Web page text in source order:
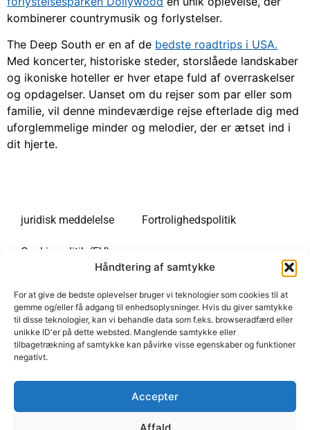
Håndtering af samtykke
For at give de bedste oplevelser bruger vi teknologier som cookies til at
gemme og/eller få adgang til enhedsoplysninger. Hvis du giver samtykke
til disse teknologier, kan vi behandle data som f.eks. browseradfærd eller
unikke ID'er på dette websted. Manglende samtykke eller
tilbagetrækning af samtykke kan påvirke visse egenskaber og funktioner
negativt.
Accepter
Affald
kombinerer countrymusik og forlystelser.
The Deep South er en af de bedste roadtrips i USA.
Med koncerter, historiske steder, storslåede landskaber
og ikoniske hoteller er hver etape fuld af overraskelser
og opdagelser. Uanset om du rejser som par eller som
familie, vil denne mindeværdige rejse efterlade dig med
uforglemmelige minder og melodier, der er ætset ind i
dit hjerte.
juridisk meddelelse Fortrolighedspolitik
Cookie-politik (EU)
Informationswebsted om lange ophold i USA. Vores side
er på flere sprog. Vi er en informationsportal, der er
uafhængig af enhver administration. Det eneste formål
med vores hjemmeside er at give information til
rejsende til USA. Vi tilbyder ingen betalte tjenester, og
Vores hjemmeside indeholder udgående hypertekstlinks